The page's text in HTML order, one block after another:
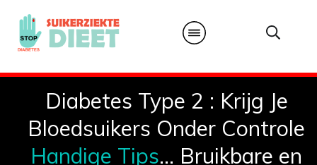
Diabetes Type 2 : Krijg Je
Bloedsuikers Onder Controle
Handige Tips... Bruikbare en